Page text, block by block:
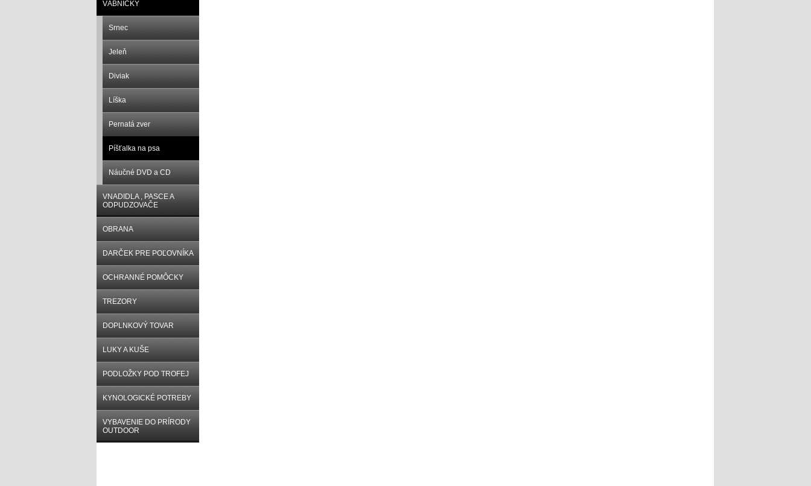
VÁBNIČKY
Srnec
Jeleň
Diviak
Líška
Pernatá zver
Píšťalka na psa
Náučné DVD a CD
VNADIDLA , PASCE A
ODPUDZOVAČE
OBRANA
DARČEK PRE POĽOVNÍKA
OCHRANNÉ POMÔCKY
TREZORY
DOPLNKOVÝ TOVAR
LUKY A KUŠE
PODLOŽKY POD TROFEJ
KYNOLOGICKÉ POTREBY
VYBAVENIE DO PRÍRODY
OUTDOOR